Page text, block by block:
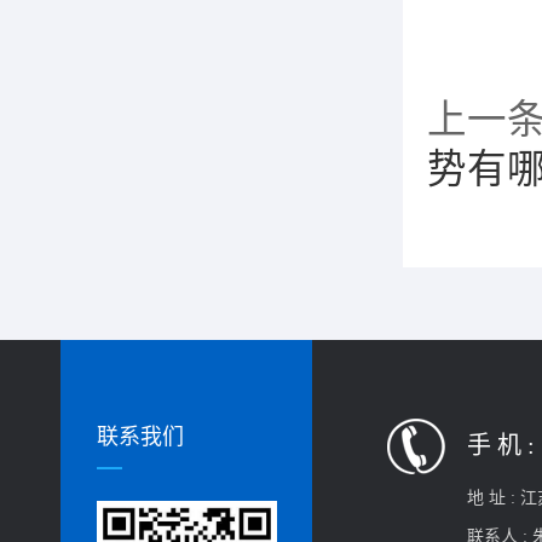
上一
势有
手 机 :
地 址 : 江
联系人 :
联系我们